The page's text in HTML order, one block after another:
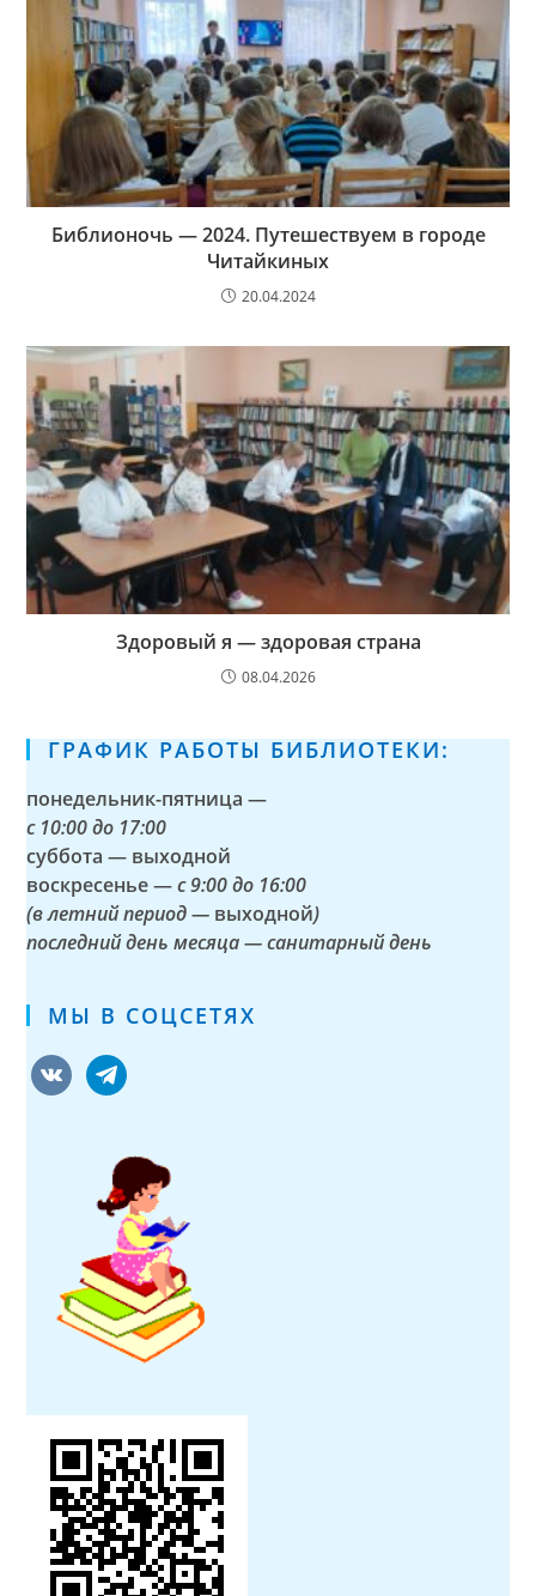
Библионочь — 2024. Путешествуем в городе
Читайкиных
20.04.2024
Здоровый я — здоровая страна
08.04.2026
ГРАФИК РАБОТЫ БИБЛИОТЕКИ:
понедельник-пятница —
с 10:00 до 17:00
суббота — выходной
воскресенье —с 9:00 до 16:00
(в летний период — выходной)
последний день месяца — санитарный день
МЫ В СОЦСЕТЯХ
vkontaktetelegram